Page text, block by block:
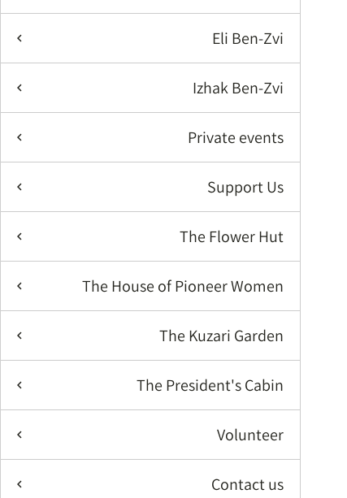
Eli Ben-Zvi
Izhak Ben-Zvi
Private events
Support Us
The Flower Hut
The House of Pioneer Women
The Kuzari Garden
The President's Cabin
Volunteer
Contact us